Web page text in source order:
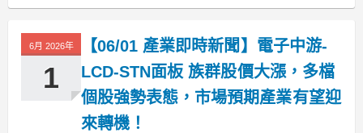
以上的漲幅，顯見市場買盤聚焦於部分
指標股。儘管盤面未見直接的產業利多
消
6月 2026年
1
【06/01 產業即時新聞】電子中游-
LCD-STN面板 族群股價大漲，多檔
個股強勢表態，市場預期產業有望迎
來轉機！